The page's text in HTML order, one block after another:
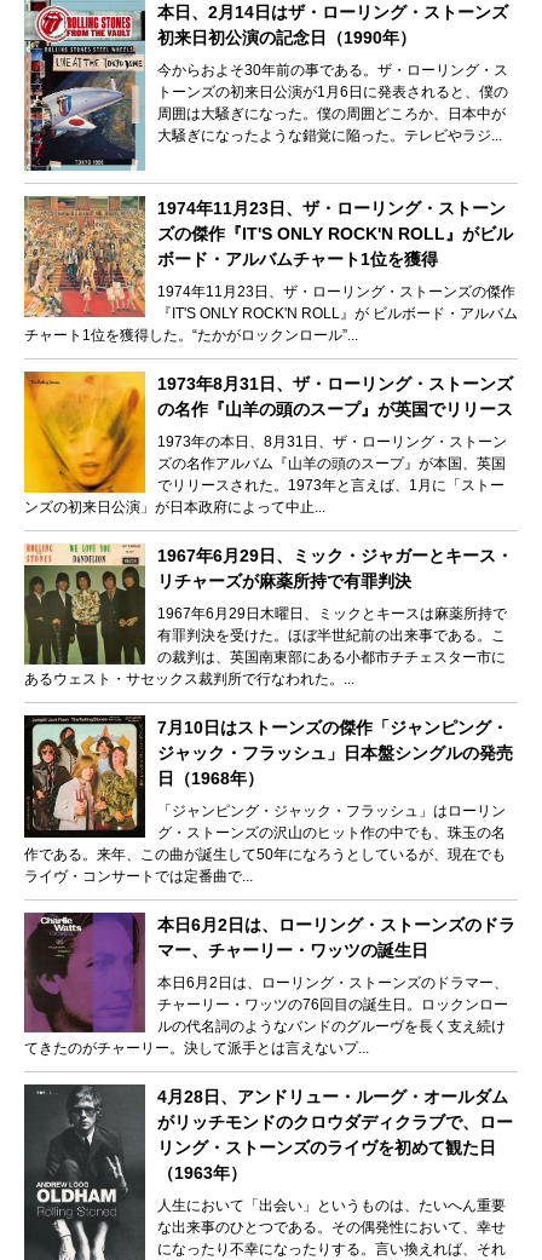
本日、2月14日はザ・ローリング・ストーンズ
初来日初公演の記念日（1990年）
今からおよそ30年前の事である。ザ・ローリング・ス
トーンズの初来日公演が1月6日に発表されると、僕の
周囲は大騒ぎになった。僕の周囲どころか、日本中が
大騒ぎになったような錯覚に陥った。テレビやラジ...
1974年11月23日、ザ・ローリング・ストーン
ズの傑作『IT'S ONLY ROCK'N ROLL』がビル
ボード・アルバムチャート1位を獲得
1974年11月23日、ザ・ローリング・ストーンズの傑作
『IT'S ONLY ROCK'N ROLL』が ビルボード・アルバム
チャート1位を獲得した。“たかがロックンロール”...
1973年8月31日、ザ・ローリング・ストーンズ
の名作『山羊の頭のスープ』が英国でリリース
1973年の本日、8月31日、ザ・ローリング・ストーン
ズの名作アルバム『山羊の頭のスープ』が本国、英国
でリリースされた。1973年と言えば、1月に「ストー
ンズの初来日公演」が日本政府によって中止...
1967年6月29日、ミック・ジャガーとキース・
リチャーズが麻薬所持で有罪判決
1967年6月29日木曜日、ミックとキースは麻薬所持で
有罪判決を受けた。ほぼ半世紀前の出来事である。こ
の裁判は、英国南東部にある小都市チチェスター市に
あるウェスト・サセックス裁判所で行なわれた。...
7月10日はストーンズの傑作「ジャンピング・
ジャック・フラッシュ」日本盤シングルの発売
日（1968年）
「ジャンピング・ジャック・フラッシュ」はローリン
グ・ストーンズの沢山のヒット作の中でも、珠玉の名
作である。来年、この曲が誕生して50年になろうとしているが、現在でも
ライヴ・コンサートでは定番曲で...
本日6月2日は、ローリング・ストーンズのドラ
マー、チャーリー・ワッツの誕生日
本日6月2日は、ローリング・ストーンズのドラマー、
チャーリー・ワッツの76回目の誕生日。ロックンロー
ルの代名詞のようなバンドのグルーヴを長く支え続け
てきたのがチャーリー。決して派手とは言えないプ...
4月28日、アンドリュー・ルーグ・オールダム
がリッチモンドのクロウダディクラブで、ロー
リング・ストーンズのライヴを初めて観た日
（1963年）
人生において「出会い」というものは、たいへん重要
な出来事のひとつである。その偶発性において、幸せ
になったり不幸になったりする。言い換えれば、それ